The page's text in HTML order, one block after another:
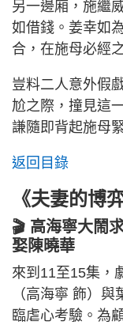
另一邊廂，施繼
如借錢。姜幸如
合，在施母必經
豈料二人意外假
尬之際，撞見這
謙隨即背起施母
返回目錄
《夫妻的博
🎬 高海寧大鬧
娶陳曉華
來到11至15集，
（高海寧 飾）
臨虐心考驗。為